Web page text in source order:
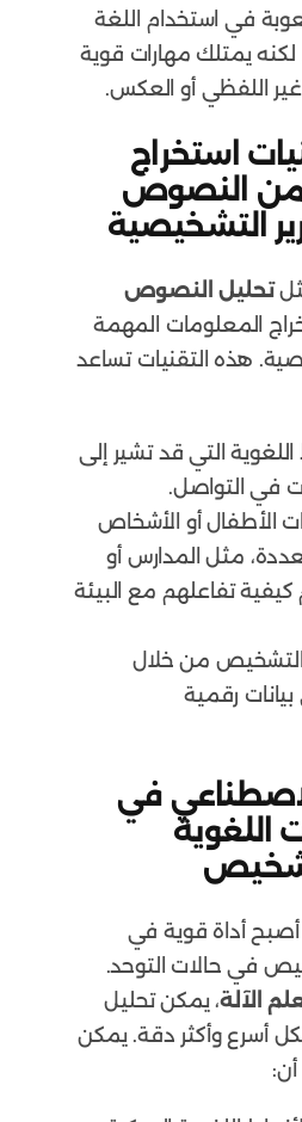
في استخدام اللغة
يمتلك مهارات قوية
اللفظي أو العكس.
استخراج
من النصوص
التشخيصية
تحليل النصوص
المعلومات المهمة
هذه التقنيات تساعد
اللغوية التي قد تشير إلى
في التواصل.
الأطفال أو الأشخاص
مثل المدارس أو
كيفية تفاعلهم مع البيئة
من خلال
بيانات رقمية
في
اللغوية
أصبح أداة قوية في
في حالات التوحد.
الآلة، يمكن تحليل
أسرع وأكثر دقة. يمكن